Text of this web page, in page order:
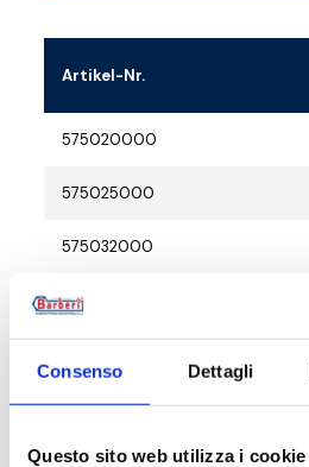
Consenso Dettagli
Questo sito web utilizza i cookie
Artikel-Nr.
575020000
575025000
575032000
575040000